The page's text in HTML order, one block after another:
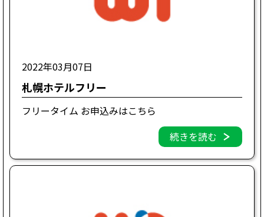
2022年03月07日
札幌ホテルフリー
フリータイム お申込みはこちら
続きを読む